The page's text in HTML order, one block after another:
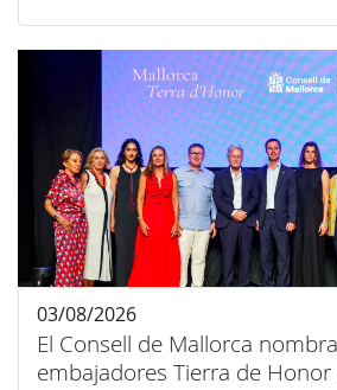
El Consell de Mallorca
embajadores Tierra de Honor
03/08/2026